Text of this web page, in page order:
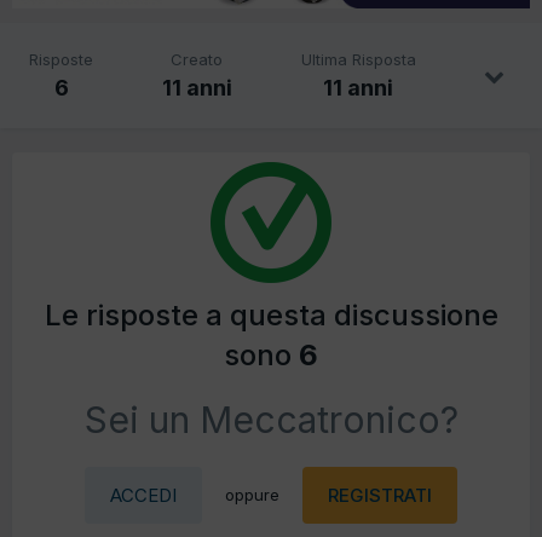
Risposte
6
Creato
11 anni
Ultima Risposta
11 anni
Le risposte a questa discussione
sono 6
Sei un Meccatronico?
ACCEDI oppure REGISTRATI